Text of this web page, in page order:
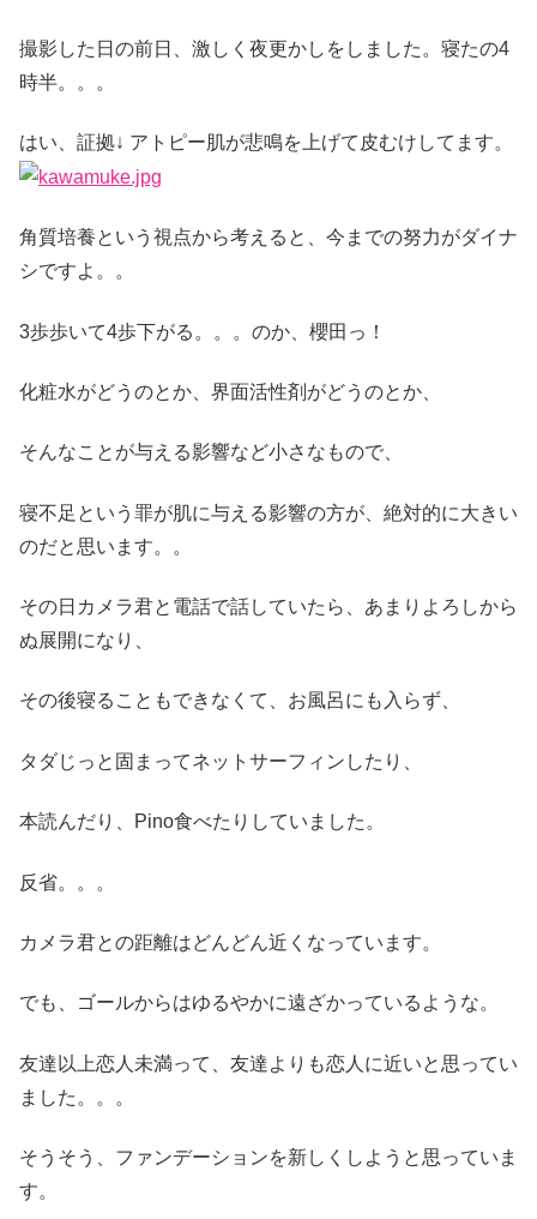
撮影した日の前日、激しく夜更かしをしました。寝たの4
時半。。。
はい、証拠↓ アトピー肌が悲鳴を上げて皮むけしてます。
角質培養という視点から考えると、今までの努力がダイナ
シですよ。。
3歩歩いて4歩下がる。。。のか、櫻田っ！
化粧水がどうのとか、界面活性剤がどうのとか、
そんなことが与える影響など小さなもので、
寝不足という罪が肌に与える影響の方が、絶対的に大きい
のだと思います。。
その日カメラ君と電話で話していたら、あまりよろしから
ぬ展開になり、
その後寝ることもできなくて、お風呂にも入らず、
タダじっと固まってネットサーフィンしたり、
本読んだり、Pino食べたりしていました。
反省。。。
カメラ君との距離はどんどん近くなっています。
でも、ゴールからはゆるやかに遠ざかっているような。
友達以上恋人未満って、友達よりも恋人に近いと思ってい
ました。。。
そうそう、ファンデーションを新しくしようと思っていま
す。